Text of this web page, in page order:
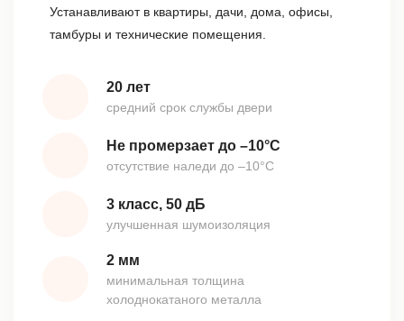
Устанавливают в квартиры, дачи, дома, офисы,
тамбуры и технические помещения.
20 лет
средний срок службы двери
Не промерзает до –10°С
отсутствие наледи до –10°С
3 класс, 50 дБ
улучшенная шумоизоляция
2 мм
минимальная толщина
холоднокатаного металла